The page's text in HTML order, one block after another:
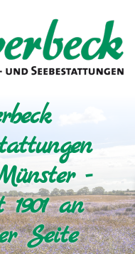
-
an
Seite